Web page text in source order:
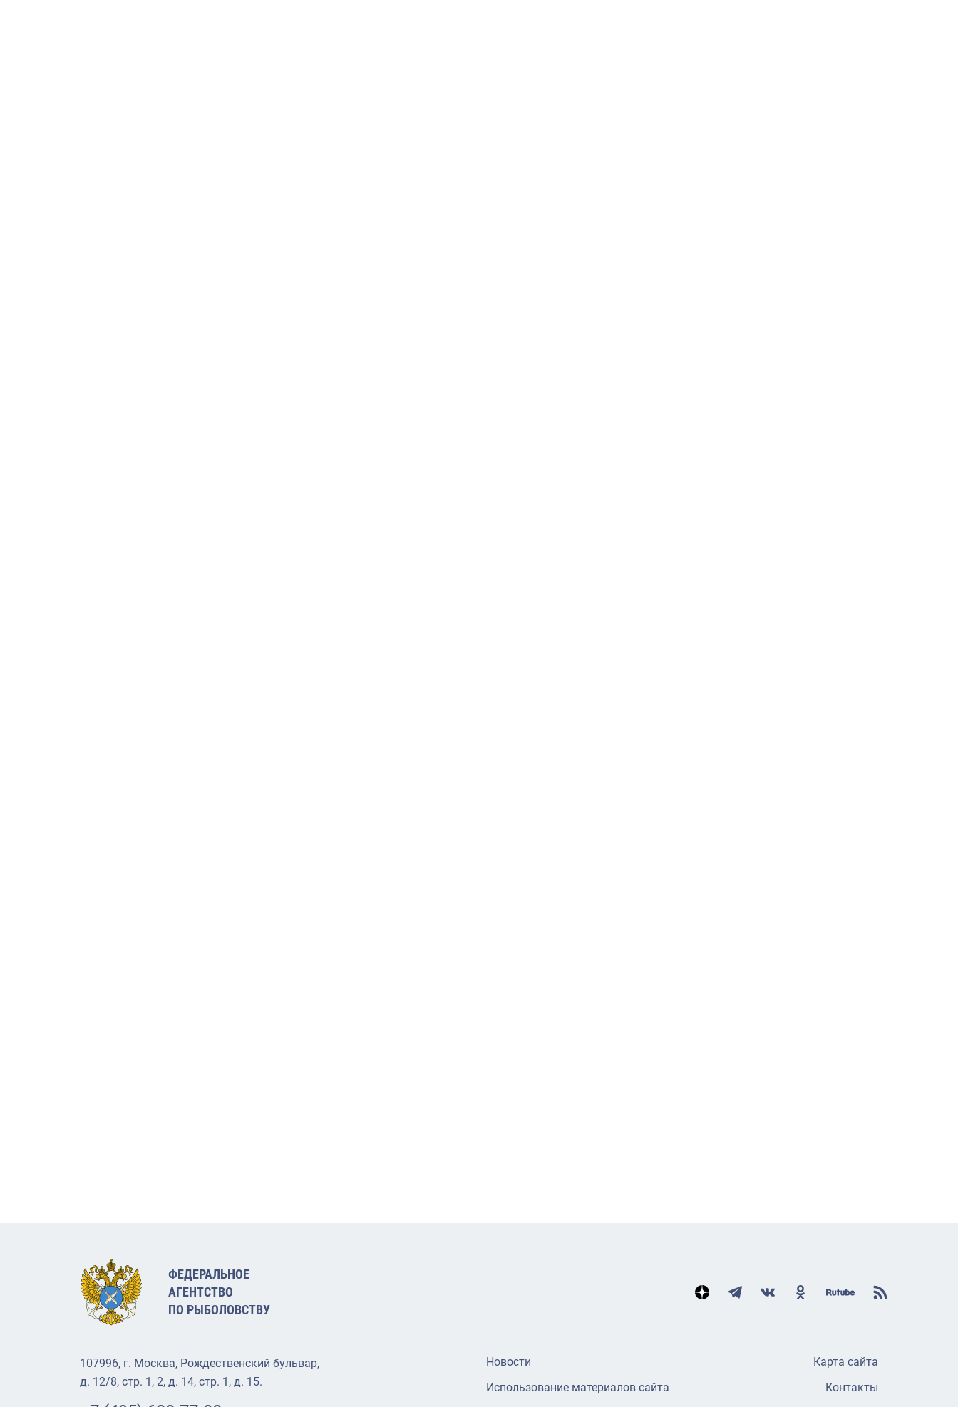
ФЕДЕРАЛЬНОЕ
АГЕНТСТВО
ПО РЫБОЛОВСТВУ
107996, г. Москва, Рождественский бульвар,
д. 12/8, стр. 1, 2, д. 14, стр. 1, д. 15.
Новости
Использование материалов сайта
Карта сайта
Контакты